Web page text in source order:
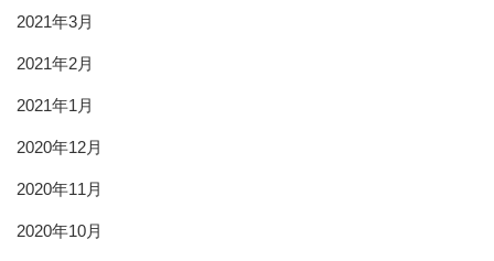
2021年3月
2021年2月
2021年1月
2020年12月
2020年11月
2020年10月